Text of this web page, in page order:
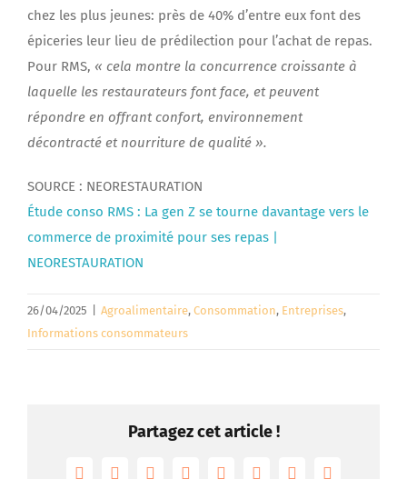
chez les plus jeunes: près de 40% d’entre eux font des
épiceries leur lieu de prédilection pour l’achat de repas.
Pour RMS, « cela montre la concurrence croissante à
laquelle les restaurateurs font face, et peuvent
répondre en offrant confort, environnement
décontracté et nourriture de qualité ».
SOURCE : NEORESTAURATION
Étude conso RMS : La gen Z se tourne davantage vers le
commerce de proximité pour ses repas |
NEORESTAURATION
26/04/2025 Agroalimentaire, Consommation, Entreprises,
Informations consommateurs
Partagez cet article !